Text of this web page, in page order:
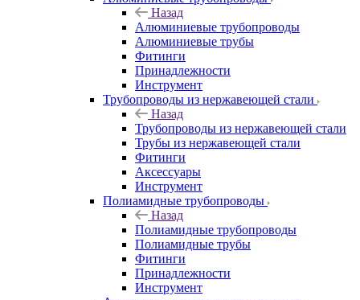
Назад
Алюминиевые трубопроводы
Алюминиевые трубы
Фитинги
Принадлежности
Инструмент
Трубопроводы из нержавеющей стали
Назад
Трубопроводы из нержавеющей стали
Трубы из нержавеющей стали
Фитинги
Аксессуары
Инструмент
Полиамидные трубопроводы
Назад
Полиамидные трубопроводы
Полиамидные трубы
Фитинги
Принадлежности
Инструмент